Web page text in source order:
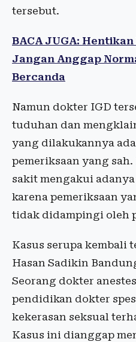
tersebut.
BACA JUGA:
Jangan Anggap
Bercanda
Namun dokter IGD
tuduhan dan
yang dilakukannya
pemeriksaan yang
sakit mengakui
karena pemeriksaan
tidak didampingi oleh
Kasus serupa kembali
Hasan Sadikin
Seorang dokter
pendidikan dokter
kekerasan seksual
Kasus ini dianggap